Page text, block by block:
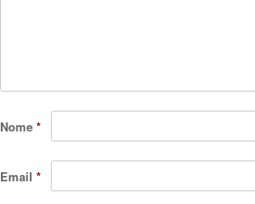
Nome *
Email *